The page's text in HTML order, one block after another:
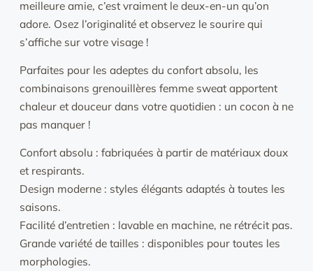
meilleure amie, c’est vraiment le deux-en-un qu’on
adore. Osez l’originalité et observez le sourire qui
s’affiche sur votre visage !
Parfaites pour les adeptes du confort absolu, les
combinaisons grenouillères femme sweat apportent
chaleur et douceur dans votre quotidien : un cocon à ne
pas manquer !
Confort absolu : fabriquées à partir de matériaux doux
et respirants.
Design moderne : styles élégants adaptés à toutes les
saisons.
Facilité d’entretien : lavable en machine, ne rétrécit pas.
Grande variété de tailles : disponibles pour toutes les
morphologies.